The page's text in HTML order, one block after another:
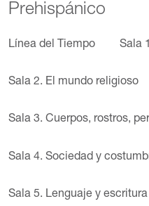
Prehispánico
Línea del Tiempo Sala
Sala 2. El mundo religioso
Sala 3. Cuerpos, rostros,
Sala 4. Sociedad y
Sala 5. Lenguaje y escritura